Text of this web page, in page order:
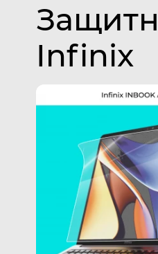
Infinix